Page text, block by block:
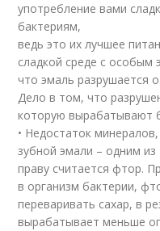
употребление вами
бактериям,
ведь это их лучшее
сладкой среде с особым
что эмаль разрушается
Дело в том, что
которую вырабатывают
• Недостаток
зубной эмали – одним
праву считается фтор.
в организм бактерии,
переваривать сахар, в
вырабатывает меньше